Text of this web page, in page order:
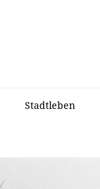
Stadtleben